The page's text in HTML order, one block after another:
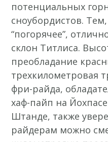
потенциальных
сноубордистов.
“погорячее”,
склон Титлиса.
преобладание
трехкилометровая
фри-райда,
хаф-пайп на
Штанде, также
райдерам можно